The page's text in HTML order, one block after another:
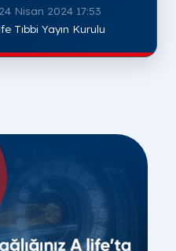
24 Nisan 2024 17:53
Tıbbi Yayın Kurulu